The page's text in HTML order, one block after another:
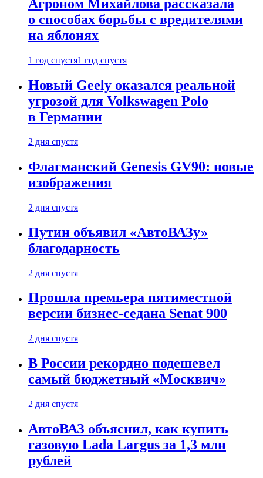
Агроном Михайлова рассказала
о способах борьбы с вредителями
на яблонях
1 год спустя1 год спустя
Новый Geely оказался реальной
угрозой для Volkswagen Polo
в Германии
2 дня спустя
Флагманский Genesis GV90: новые
изображения
2 дня спустя
Путин объявил «АвтоВАЗу»
благодарность
2 дня спустя
Прошла премьера пятиместной
версии бизнес-седана Senat 900
2 дня спустя
В России рекордно подешевел
самый бюджетный «Москвич»
2 дня спустя
АвтоВАЗ объяснил, как купить
газовую Lada Largus за 1,3 млн
рублей